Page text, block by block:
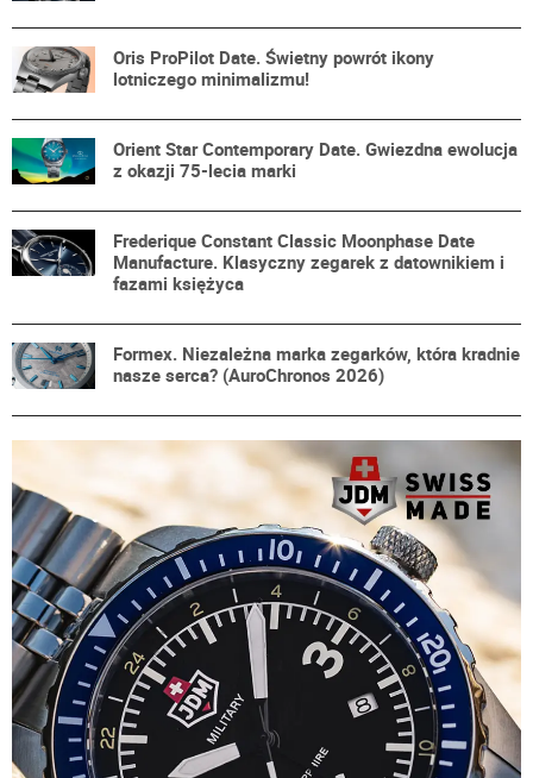
Oris ProPilot Date. Świetny powrót ikony
lotniczego minimalizmu!
Orient Star Contemporary Date. Gwiezdna ewolucja
z okazji 75-lecia marki
Frederique Constant Classic Moonphase Date
Manufacture. Klasyczny zegarek z datownikiem i
fazami księżyca
Formex. Niezależna marka zegarków, która kradnie
nasze serca? (AuroChronos 2026)